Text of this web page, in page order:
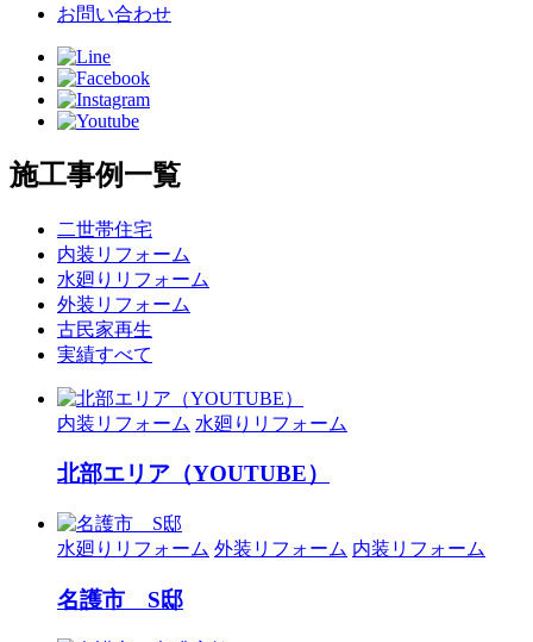
お問い合わせ
施工事例一覧
二世帯住宅
内装リフォーム
水廻りリフォーム
外装リフォーム
古民家再生
実績すべて
内装リフォーム 水廻りリフォーム
北部エリア（YOUTUBE）
水廻りリフォーム 外装リフォーム 内装リフォーム
名護市 S邸